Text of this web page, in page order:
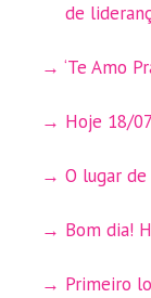
de
‘Te Amo
Hoje 18/
O lugar
Bom dia!
Primeiro